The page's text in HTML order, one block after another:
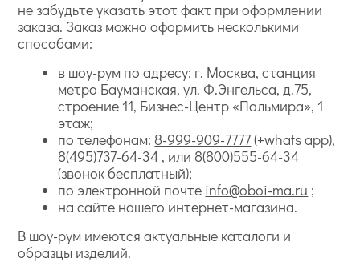
не забудьте указать этот факт при оформлении
заказа. Заказ можно оформить несколькими
способами:
в шоу-рум по адресу: г. Москва, станция
метро Бауманская, ул. Ф.Энгельса, д.75,
строение 11, Бизнес-Центр «Пальмира», 1
этаж;
по телефонам: 8-999-909-7777(+whats app),
8(495)737-64-34 , или 8(800)555-64-34
(звонок бесплатный);
по электронной почте info@oboi-ma.ru ;
на сайте нашего интернет-магазина.
В шоу-рум имеются актуальные каталоги и
образцы изделий.